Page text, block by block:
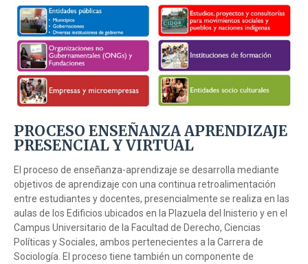
PROCESO ENSEÑANZA APRENDIZAJE
PRESENCIAL Y VIRTUAL
El proceso de enseñanza-aprendizaje se desarrolla mediante
objetivos de aprendizaje con una continua retroalimentación
entre estudiantes y docentes, presencialmente se realiza en las
aulas de los Edificios ubicados en la Plazuela del Inisterio y en el
Campus Universitario de la Facultad de Derecho, Ciencias
Políticas y Sociales, ambos pertenecientes a la Carrera de
Sociología. El proceso tiene también un componente de